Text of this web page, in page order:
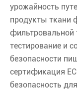
урожайность
продукты ткани
фильтровальной
тестирование и
безопасности
сертификация
безопасность